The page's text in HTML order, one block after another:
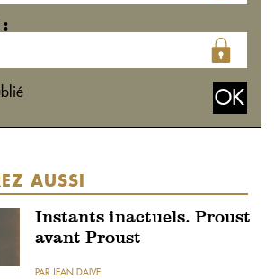
:
AUSSI
Instants inactuels. Proust
avant Proust
PAR JEAN DAIVE